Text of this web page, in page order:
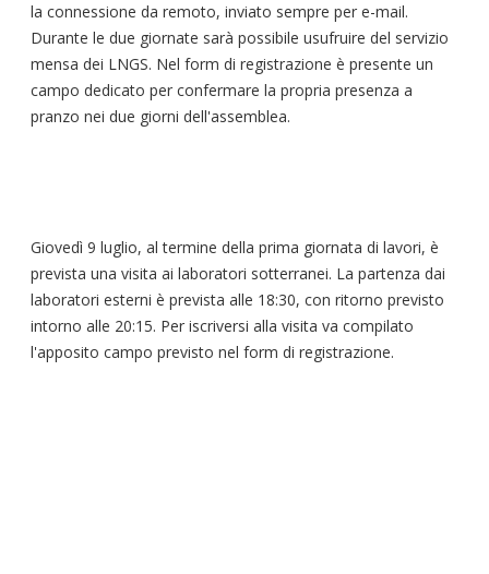
la connessione da remoto, inviato sempre per e-mail.
Durante le due giornate sarà possibile usufruire del servizio
mensa dei LNGS. Nel form di registrazione è presente un
campo dedicato per confermare la propria presenza a
pranzo nei due giorni dell'assemblea.
Giovedì 9 luglio, al termine della prima giornata di lavori, è
prevista una visita ai laboratori sotterranei. La partenza dai
laboratori esterni è prevista alle 18:30, con ritorno previsto
intorno alle 20:15. Per iscriversi alla visita va compilato
l'apposito campo previsto nel form di registrazione.